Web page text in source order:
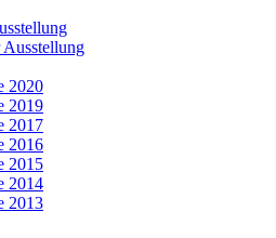
Ausstellung
2020
2019
2017
2016
2015
2014
2013